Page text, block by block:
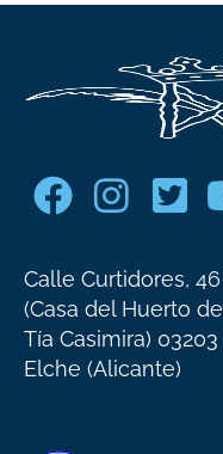
Calle Curtidores, 46
(Casa del Huerto
Tía Casimira) 03203
Elche (Alicante)